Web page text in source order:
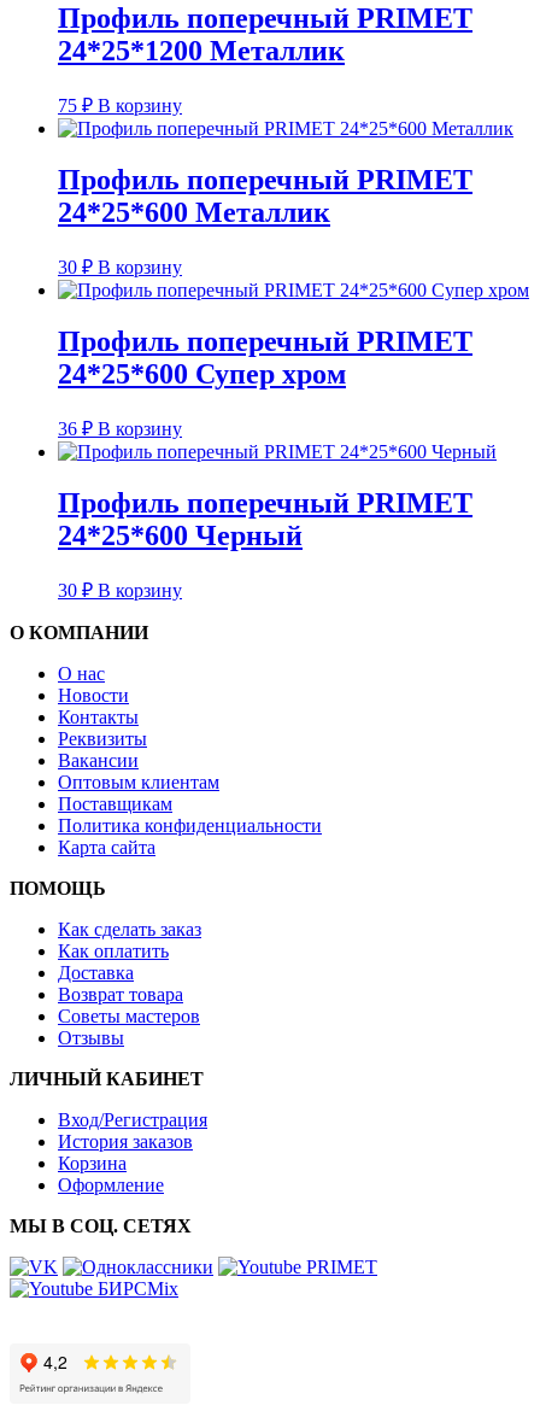
Профиль поперечный PRIMET
24*25*1200 Металлик
75 ₽ В корзину
Профиль поперечный PRIMET
24*25*600 Металлик
30 ₽ В корзину
Профиль поперечный PRIMET
24*25*600 Супер хром
36 ₽ В корзину
Профиль поперечный PRIMET
24*25*600 Черный
30 ₽ В корзину
О КОМПАНИИ
О нас
Новости
Контакты
Реквизиты
Вакансии
Оптовым клиентам
Поставщикам
Политика конфиденциальности
Карта сайта
ПОМОЩЬ
Как сделать заказ
Как оплатить
Доставка
Возврат товара
Советы мастеров
Отзывы
ЛИЧНЫЙ КАБИНЕТ
Вход/Регистрация
История заказов
Корзина
Оформление
МЫ В СОЦ. СЕТЯХ